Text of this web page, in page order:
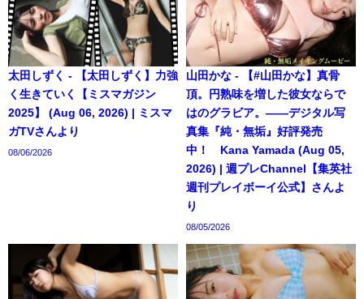
太田しずく - 【太田しずく】力強
く生きていく【ミスマガジン
2025】 (Aug 06, 2026) | ミスマ
ガTVさんより
08/06/2026
山田かな - 【#山田かな】真骨
頂。円熟味を増した彼女ならで
はのグラビア。――デジタル写
真集『純・無垢』好評発売
中！ Kana Yamada (Aug 05,
2026) | 週プレChannel【集英社
週刊プレイボーイ公式】さんよ
り
08/05/2026